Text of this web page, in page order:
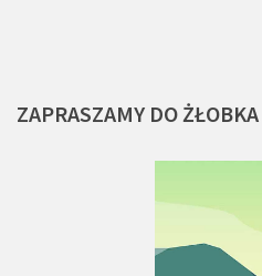
ZAPRASZAMY DO ŻŁOBKA